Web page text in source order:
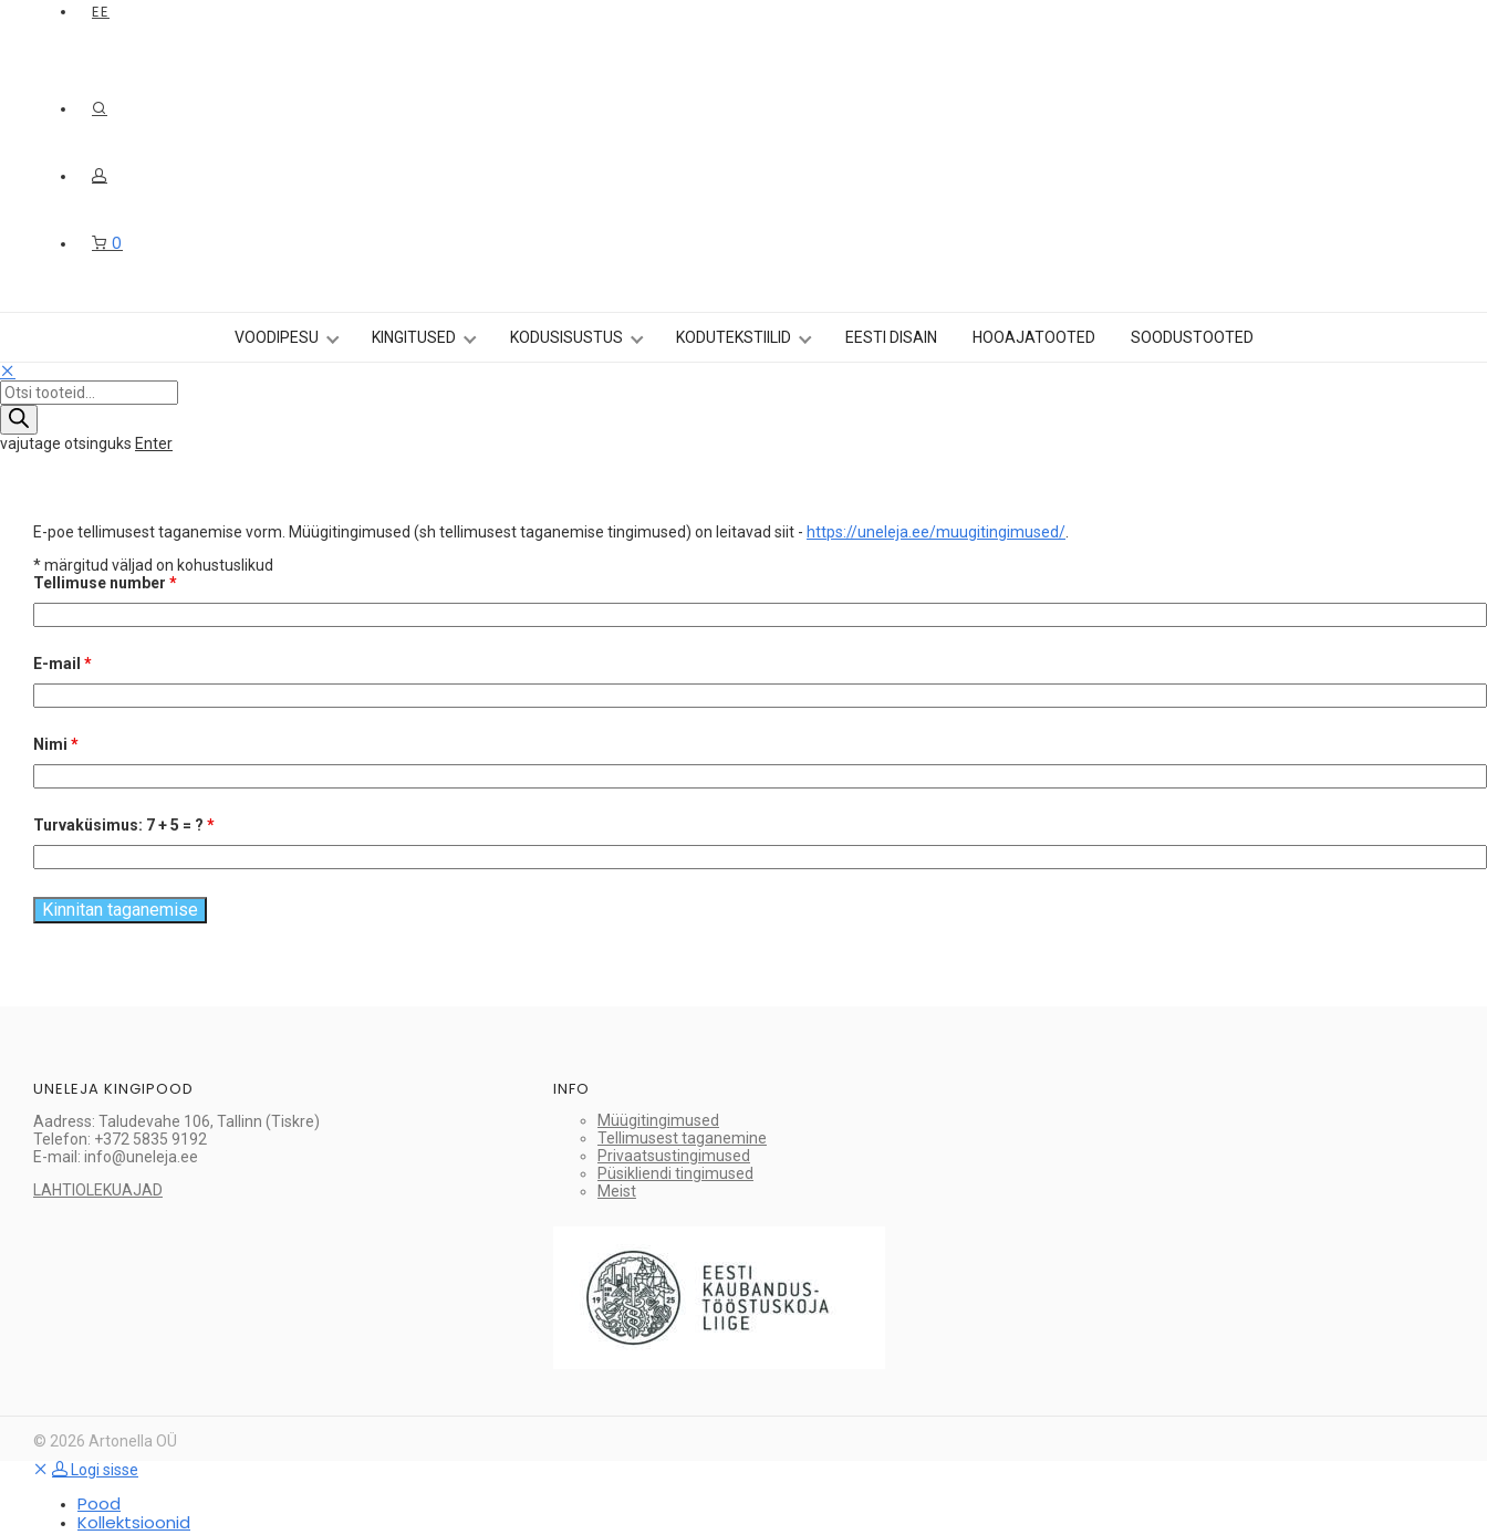
EE
0
VOODIPESU KINGITUSED KODUSISUSTUS KODUTEKSTIILID EESTI DISAIN HOOAJATOOTED SOODUSTOOTED
Products
search
vajutage otsinguks Enter
E-poe tellimusest taganemise vorm. Müügitingimused (sh tellimusest taganemise tingimused) on leitavad siit - https://uneleja.ee/muugitingimused/
* märgitud väljad on kohustuslikud
Tellimuse number *
E-mail *
Nimi *
Turvaküsimus: 7 + 5 = ? *
UNELEJA KINGIPOOD
Aadress: Taludevahe 106, Tallinn (Tiskre)
Telefon: +372 5835 9192
E-mail: info@uneleja.ee
LAHTIOLEKUAJAD
INFO
Müügitingimused
Tellimusest taganemine
Privaatsustingimused
Püsikliendi tingimused
Meist
© 2026 Artonella OÜ
Logi sisse
Pood
Kollektsioonid